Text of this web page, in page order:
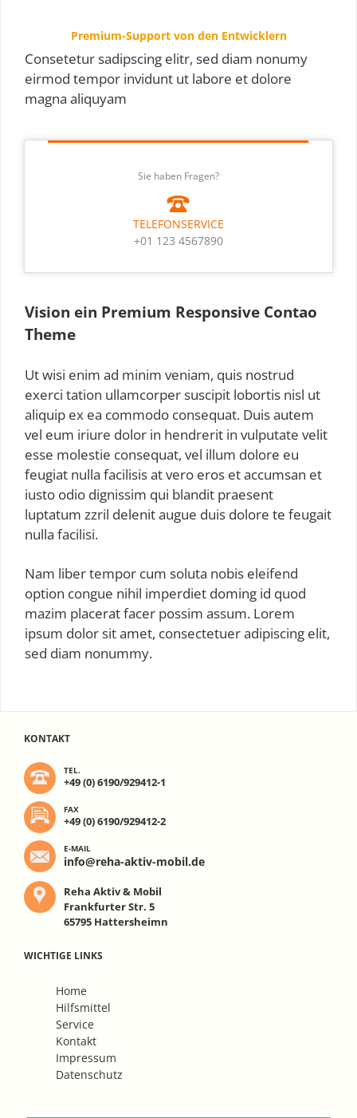
Premium-Support von den Entwicklern
Consetetur sadipscing elitr, sed diam nonumy
eirmod tempor invidunt ut labore et dolore
magna aliquyam
Sie haben Fragen?
TELEFONSERVICE
+01 123 4567890
Vision ein Premium Responsive Contao
Theme
Ut wisi enim ad minim veniam, quis nostrud
exerci tation ullamcorper suscipit lobortis nisl ut
aliquip ex ea commodo consequat. Duis autem
vel eum iriure dolor in hendrerit in vulputate velit
esse molestie consequat, vel illum dolore eu
feugiat nulla facilisis at vero eros et accumsan et
iusto odio dignissim qui blandit praesent
luptatum zzril delenit augue duis dolore te feugait
nulla facilisi.
Nam liber tempor cum soluta nobis eleifend
option congue nihil imperdiet doming id quod
mazim placerat facer possim assum. Lorem
ipsum dolor sit amet, consectetuer adipiscing elit,
sed diam nonummy.
KONTAKT
TEL.
+49 (0) 6190/929412-1
FAX
+49 (0) 6190/929412-2
E-MAIL
info@reha-aktiv-mobil.de
Reha Aktiv & Mobil
Frankfurter Str. 5
65795 Hattersheimn
WICHTIGE LINKS
Navigation
überspringen
Home
Hilfsmittel
Service
Kontakt
Impressum
Datenschutz